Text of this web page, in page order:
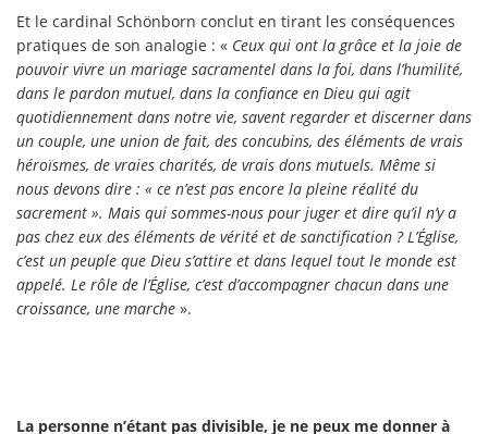
Et le cardinal Schönborn conclut en tirant les conséquences
pratiques de son analogie : « Ceux qui ont la grâce et la joie de
pouvoir vivre un mariage sacramentel dans la foi, dans l’humilité,
dans le pardon mutuel, dans la confiance en Dieu qui agit
quotidiennement dans notre vie, savent regarder et discerner dans
un couple, une union de fait, des concubins, des éléments de vrais
héroïsmes, de vraies charités, de vrais dons mutuels. Même si
nous devons dire : « ce n’est pas encore la pleine réalité du
sacrement ». Mais qui sommes-nous pour juger et dire qu’il n’y a
pas chez eux des éléments de vérité et de sanctification ? L’Église,
c’est un peuple que Dieu s’attire et dans lequel tout le monde est
appelé. Le rôle de l’Église, c’est d’accompagner chacun dans une
croissance, une marche ».
La personne n’étant pas divisible, je ne peux me donner à